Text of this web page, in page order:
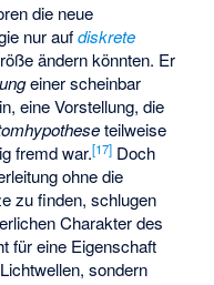
die neue
nur aufdiskrete
ändern könnten. Er
einer scheinbar
eine Vorstellung, die
teilweise
fremd war.[17] Doch
ohne die
zu finden, schlugen
Charakter des
für eine Eigenschaft
sondern